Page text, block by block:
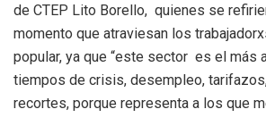
de CTEP Lito Borello, quienes se
momento que atraviesan los
popular, ya que “este sector es el más
tiempos de crisis, desempleo,
recortes, porque representa a los que